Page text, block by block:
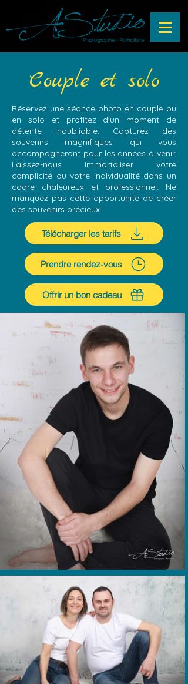
Couple et solo
Réservez une séance photo en couple ou
en solo et profitez d'un moment de
détente inoubliable. Capturez des
souvenirs magnifiques qui vous
accompagneront pour les années à venir.
Laissez-nous immortaliser votre
complicité ou votre individualité dans un
cadre chaleureux et professionnel. Ne
manquez pas cette opportunité de créer
des souvenirs précieux !
Télécharger les tarifs
Prendre rendez-vous
Offrir un bon cadeau